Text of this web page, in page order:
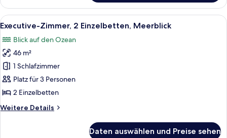
Zimmer,
1 King-
Bett,
Alle
Fotos
für
Executive-
Zimmer,
2 Einzelbetten,
Meerblick
Ein modernes Hotelzimmer mit zwei
8
Executive-Zimmer, 2 Einzelbetten, Meerblick
Blick auf den Ozean
46 m²
1 Schlafzimmer
Platz für 3 Personen
2 Einzelbetten
Weitere Details
Weitere
Daten auswählen und Preise sehen